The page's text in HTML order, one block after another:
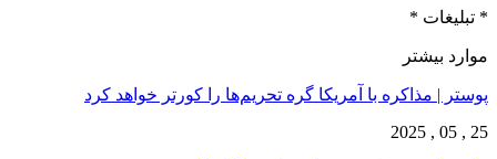
* تبلیغات *
موارد بیشتر
پوستر | مذاکره با آمریکا گره تحریم‌ها را کورتر خواهد کرد
25 , 05 , 2025